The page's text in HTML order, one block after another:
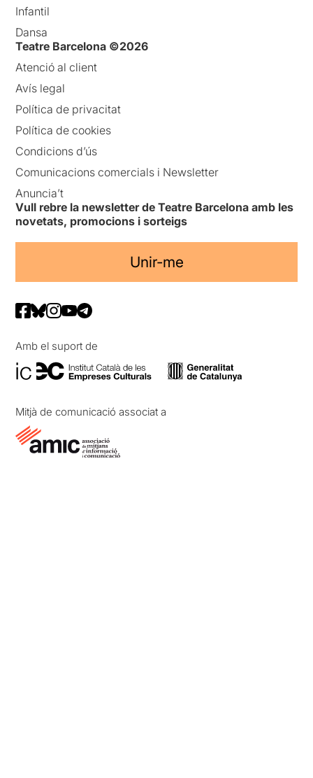
Infantil
Dansa
Teatre Barcelona ©2026
Atenció al client
Avís legal
Política de privacitat
Política de cookies
Condicions d’ús
Comunicacions comercials i Newsletter
Anuncia’t
Vull rebre la newsletter de Teatre Barcelona amb les
novetats, promocions i sorteigs
Unir-me
Amb el suport de
Mitjà de comunicació associat a